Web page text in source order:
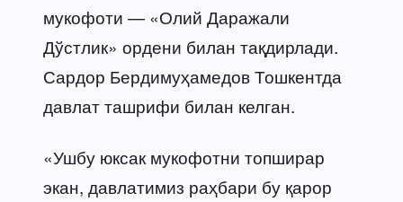
мукофоти — «Олий Даражали
Дўстлик» ордени билан тақдирлади.
Сардор Бердимуҳамедов Тошкентда
давлат ташрифи билан келган.
«Ушбу юксак мукофотни топширар
экан, давлатимиз раҳбари бу қарор